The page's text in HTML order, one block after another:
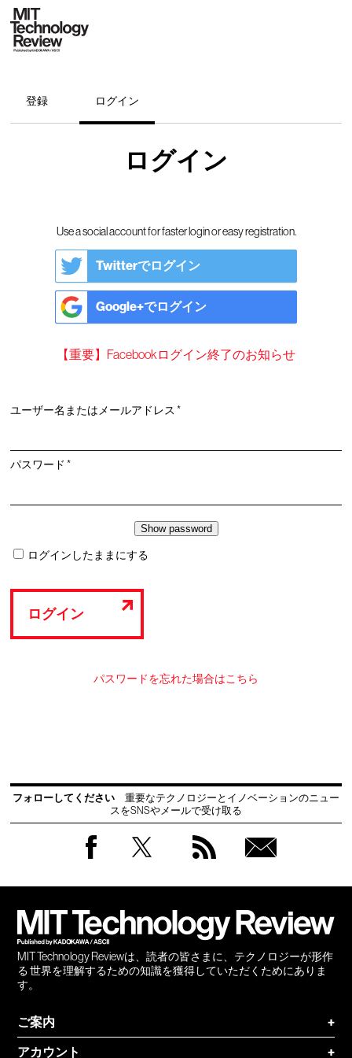
登録 ログイン
ログイン
Use a social account for faster login or easy registration.
Twitterでログイン
Google+でログイン
【重要】Facebookログイン終了のお知らせ
ユーザー名またはメールアドレス*必
パスワード*必
ログインしたままにする
ログイン
パスワードを忘れた場合はこちら
フォローしてください
重要なテクノロジーとイノベーションのニュー
スをSNSやメールで受け取る
MIT Technology Reviewは、読者の皆さまに、テクノロジーが形作
る 世界を理解するための知識を獲得していただくためにありま
す。
ご案内
+
アカウント
+